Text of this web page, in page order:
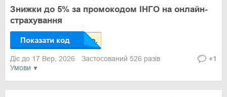
Умови
Знижки до 5% за промокодом ІНГО на онлайн-
страхування
Показати код
Діє до 17 Вер, 2026 Застосований 526 разів +1